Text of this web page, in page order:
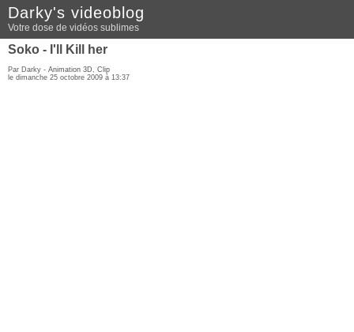
Darky's videoblog
Votre dose de vidéos sublimes
Soko - I'll Kill her
Par Darky - Animation 3D, Clip
le dimanche 25 octobre 2009 à 13:37